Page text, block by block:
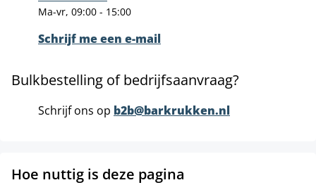
Ma-vr, 09:00 - 15:00
Schrijf me een e-mail
Bulkbestelling of bedrijfsaanvraag?
Schrijf ons op b2b@barkrukken.nl
Hoe nuttig is deze pagina